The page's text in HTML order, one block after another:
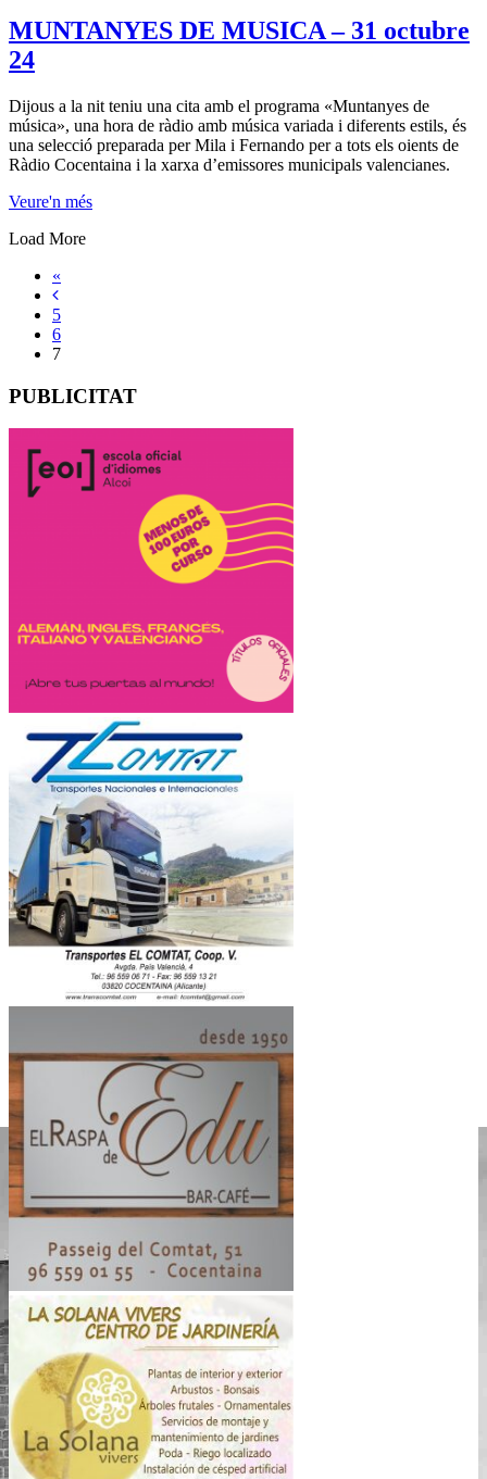
MUNTANYES DE MUSICA – 31 octubre
24
Dijous a la nit teniu una cita amb el programa «Muntanyes de
música», una hora de ràdio amb música variada i diferents estils, és
una selecció preparada per Mila i Fernando per a tots els oients de
Ràdio Cocentaina i la xarxa d’emissores municipals valencianes.
Veure'n més
Load More
«
5
6
7
PUBLICITAT